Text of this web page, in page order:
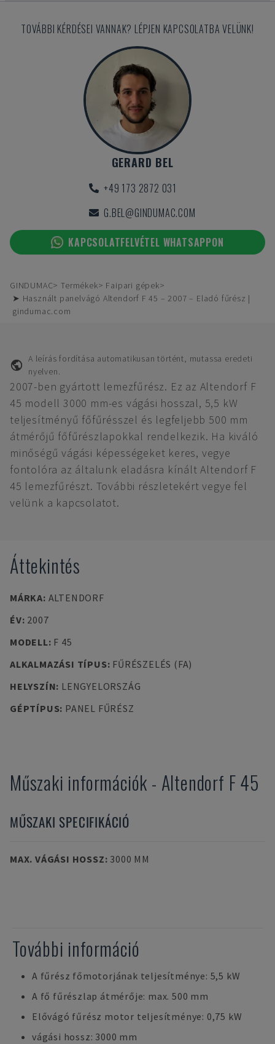
TOVÁBBI KÉRDÉSEI VANNAK? LÉPJEN KAPCSOLATBA VELÜNK!
GERARD BEL
+49 173 2872 031
G.BEL@GINDUMAC.COM
KAPCSOLATFELVÉTEL WHATSAPPON
GINDUMAC Termékek
Faipari gépek
➤ Használt panelvágó Altendorf F 45 – 2007 – Eladó fűrész |
gindumac.com
A leírás fordítása automatikusan történt, mutassa eredeti
nyelven.
2007-ben gyártott lemezfűrész. Ez az Altendorf F
45 modell 3000 mm-es vágási hosszal, 5,5 kW
teljesítményű főfűrésszel és legfeljebb 500 mm
átmérőjű főfűrészlapokkal rendelkezik. Ha kiváló
minőségű vágási képességeket keres, vegye
fontolóra az általunk eladásra kínált Altendorf F
45 lemezfűrészt. További részletekért vegye fel
velünk a kapcsolatot.
Áttekintés
MÁRKA: ALTENDORF
ÉV: 2007
MODELL: F 45
ALKALMAZÁSI TÍPUS: FŰRÉSZELÉS (FA)
HELYSZÍN: LENGYELORSZÁG
GÉPTÍPUS: PANEL FŰRÉSZ
Műszaki információk - Altendorf F 45
MŰSZAKI SPECIFIKÁCIÓ
MAX. VÁGÁSI HOSSZ: 3000 MM
További információ
A fűrész főmotorjának teljesítménye: 5,5 kW
A fő fűrészlap átmérője: max. 500 mm
Elővágó fűrész motor teljesítménye: 0,75 kW
vágási hossz: 3000 mm